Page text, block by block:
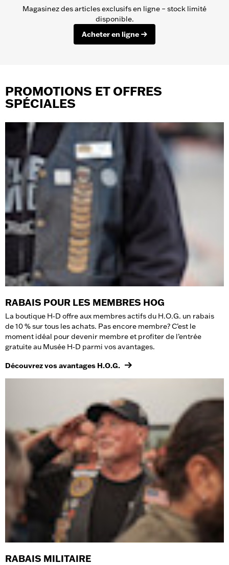
Magasinez des articles exclusifs en ligne – stock limité
disponible.
Acheter en ligne
PROMOTIONS ET OFFRES
SPÉCIALES
RABAIS POUR LES MEMBRES HOG
La boutique H‑D offre aux membres actifs du H.O.G. un rabais
de 10 % sur tous les achats. Pas encore membre? C’est le
moment idéal pour devenir membre et profiter de l’entrée
gratuite au Musée H‑D parmi vos avantages.
Découvrez vos avantages H.O.G.
RABAIS MILITAIRE